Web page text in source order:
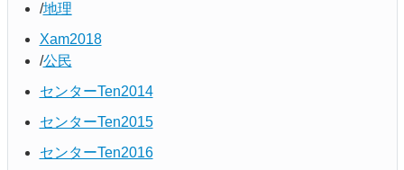
地理
Xam2018
公民
センターTen2014
センターTen2015
センターTen2016